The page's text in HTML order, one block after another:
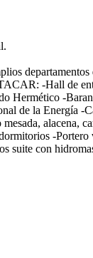
-Hall de
Hermético -
de la Energía -
alacena,
-
suite con